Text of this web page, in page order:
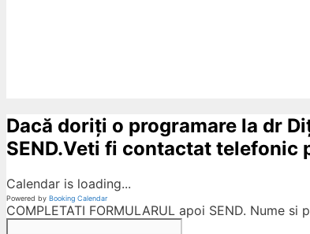
Dacă doriți o programare la dr
SEND.Veti fi contactat
Calendar is loading...
Powered by Booking Calendar
COMPLETATI FORMULARUL apoi SEND. Nume si